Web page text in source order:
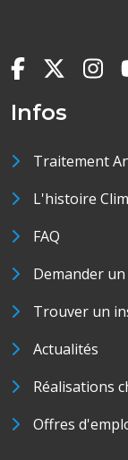
Infos
Traitement
L'histoire
FAQ
Demander un
Trouver un
Actualités
Réalisations
Offres